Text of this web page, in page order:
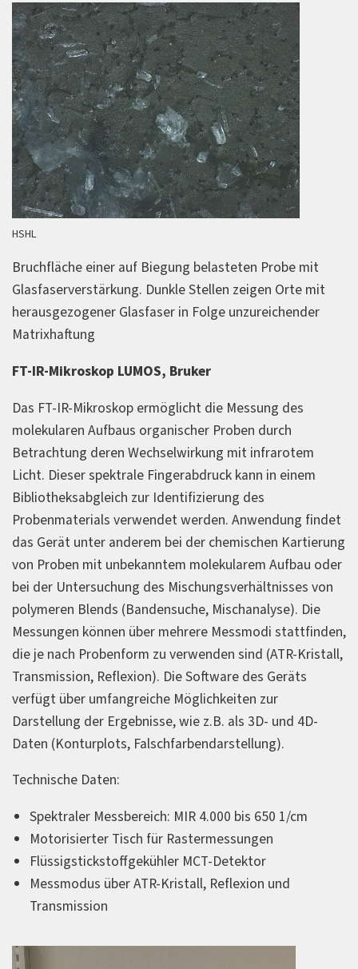
HSHL
Bruchfläche einer auf Biegung belasteten Probe mit
Glasfaserverstärkung. Dunkle Stellen zeigen Orte mit
herausgezogener Glasfaser in Folge unzureichender
Matrixhaftung
FT-IR-Mikroskop LUMOS, Bruker
Das FT-IR-Mikroskop ermöglicht die Messung des
molekularen Aufbaus organischer Proben durch
Betrachtung deren Wechselwirkung mit infrarotem
Licht. Dieser spektrale Fingerabdruck kann in einem
Bibliotheksabgleich zur Identifizierung des
Probenmaterials verwendet werden. Anwendung findet
das Gerät unter anderem bei der chemischen Kartierung
von Proben mit unbekanntem molekularem Aufbau oder
bei der Untersuchung des Mischungsverhältnisses von
polymeren Blends (Bandensuche, Mischanalyse). Die
Messungen können über mehrere Messmodi stattfinden,
die je nach Probenform zu verwenden sind (ATR-Kristall,
Transmission, Reflexion). Die Software des Geräts
verfügt über umfangreiche Möglichkeiten zur
Darstellung der Ergebnisse, wie z.B. als 3D- und 4D-
Daten (Konturplots, Falschfarbendarstellung).
Technische Daten:
Spektraler Messbereich: MIR 4.000 bis 650 1/cm
Motorisierter Tisch für Rastermessungen
Flüssigstickstoffgekühler MCT-Detektor
Messmodus über ATR-Kristall, Reflexion und
Transmission